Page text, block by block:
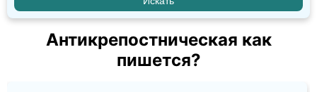
Антикрепостническая как
пишется?